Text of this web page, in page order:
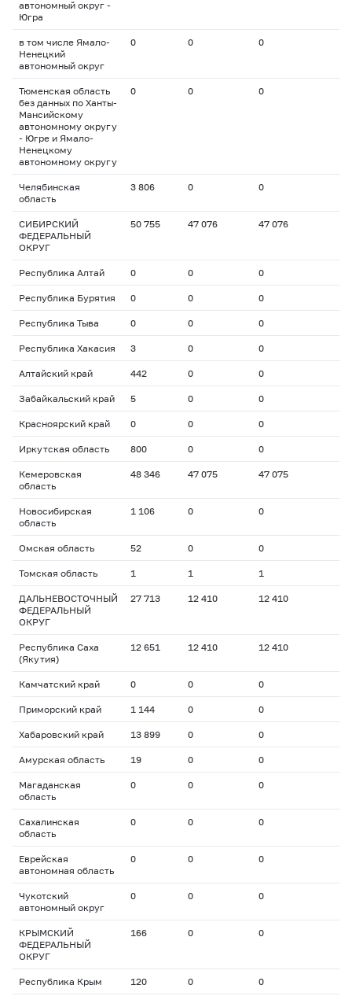
автономный округ -
Югра
в том числе Ямало-
Ненецкий
автономный округ
0 0 0
Тюменская область
без данных по Ханты-
Мансийскому
автономному округу
- Югре и Ямало-
Ненецкому
автономному округу
0 0 0
Челябинская
область
3 806 0 0
СИБИРСКИЙ
ФЕДЕРАЛЬНЫЙ
ОКРУГ
50 755 47 076 47 076
Республика Алтай 0 0 0
Республика Бурятия 0 0 0
Республика Тыва 0 0 0
Республика Хакасия 3 0 0
Алтайский край 442 0 0
Забайкальский край 5 0 0
Красноярский край 0 0 0
Иркутская область 800 0 0
Кемеровская
область
48 346 47 075 47 075
Новосибирская
область
1 106 0 0
Омская область 52 0 0
Томская область 1 1 1
ДАЛЬНЕВОСТОЧНЫЙ
ФЕДЕРАЛЬНЫЙ
ОКРУГ
27 713 12 410 12 410
Республика Саха
(Якутия)
12 651 12 410 12 410
Камчатский край 0 0 0
Приморский край 1 144 0 0
Хабаровский край 13 899 0 0
Амурская область 19 0 0
Магаданская
область
0 0 0
Сахалинская
область
0 0 0
Еврейская
автономная область
0 0 0
Чукотский
автономный округ
0 0 0
КРЫМСКИЙ
ФЕДЕРАЛЬНЫЙ
ОКРУГ
166 0 0
Республика Крым 120 0 0